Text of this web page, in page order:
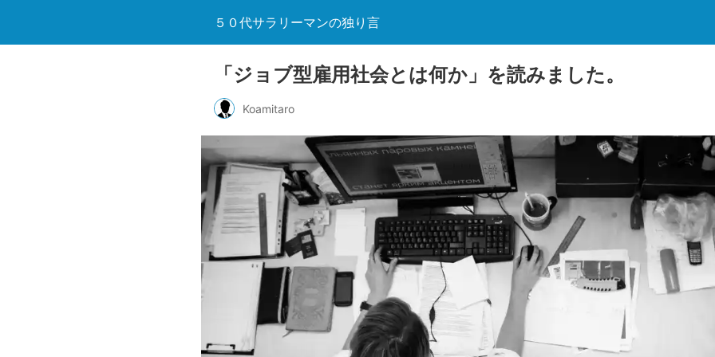
５０代サラリーマンの独り言
「ジョブ型雇用社会とは何か」を読みました。
Koamitaro